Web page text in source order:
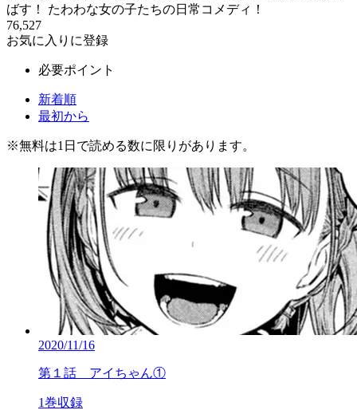
ばす！ たわわな女の子たちの日常コメディ！
76,527
お気に入りに登録
必要ポイント
新着順
最初から
※無料は1日で読める数に限りがあります。
2020/11/16
第１話 アイちゃん①
1巻収録